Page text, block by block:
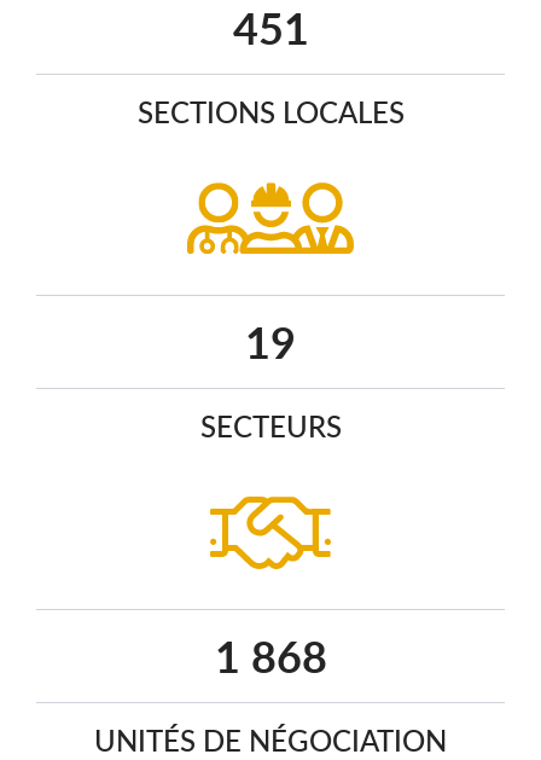
SECTIONS LOCALES
580
SECTEURS
25
UNITÉS DE NÉGOCIATION
2 402